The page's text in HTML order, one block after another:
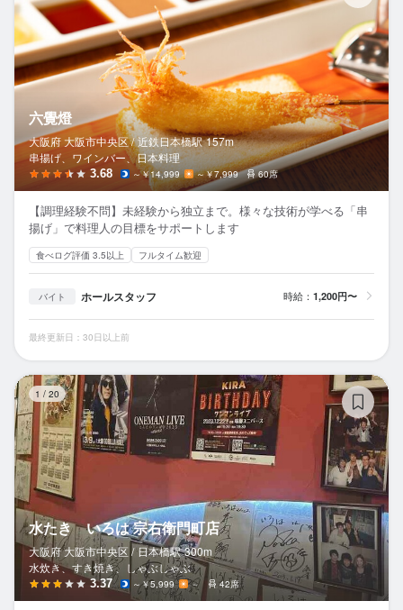
六覺燈
大阪府 大阪市中央区 / 近鉄日本橋駅 157m
串揚げ、ワインバー、日本料理
3.68 ～￥14,999 ～￥7,999 60席
【調理経験不問】未経験から独立まで。様々な技術が学べる「串
揚げ」で料理人の目標をサポートします
食べログ評価 3.5以上 フルタイム歓迎
バイト ホールスタッフ 時給： 1,200円〜
最終更新日：30日以上前
1 / 20
水たき いろは 宗右衛門町店
大阪府 大阪市中央区 / 日本橋駅 300m
水炊き、すき焼き、しゃぶしゃぶ
3.37 ～￥5,999 － 42席